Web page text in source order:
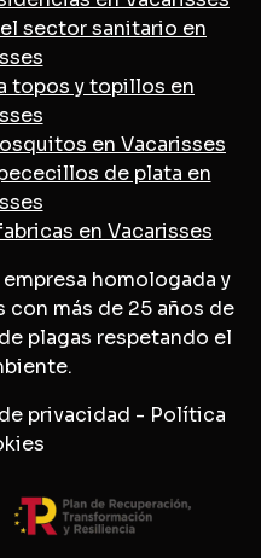
sector sanitario en
topos y topillos en
en Vacarisses
de plata en
en Vacarisses
homologada y
más de 25 años de
plagas respetando el
privacidad - Política